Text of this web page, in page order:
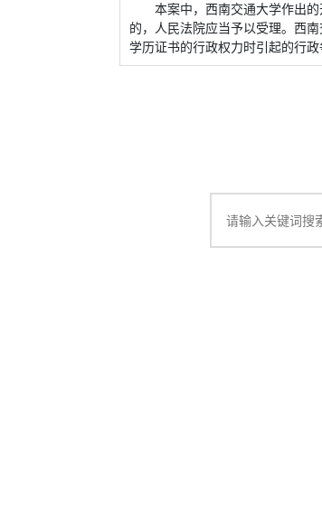
本案中，西南交通大学作出
的，人民法院应当予以受理。西
学历证书的行政权力时引起的行